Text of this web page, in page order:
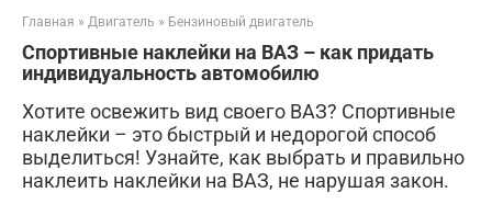
Главная » Двигатель » Бензиновый двигатель
Спортивные наклейки на ВАЗ – как придать
индивидуальность автомобилю
Хотите освежить вид своего ВАЗ? Спортивные
наклейки – это быстрый и недорогой способ
выделиться! Узнайте, как выбрать и правильно
наклеить наклейки на ВАЗ, не нарушая закон.